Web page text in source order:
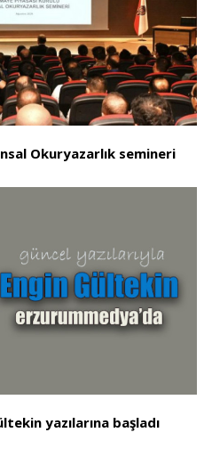
Okuryazarlık semineri
yazılarına başladı